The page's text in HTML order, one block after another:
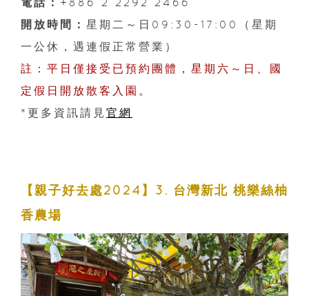
開放時間： 星期二～日09:30-17:00（星期
一公休，遇連假正常營業）
註：平日僅接受已預約團體，星期六～日、國
定假日開放散客入園。
*更多資訊請見 官網
【親子好去處2024】3. 台灣新北 桃樂絲柚
香農場